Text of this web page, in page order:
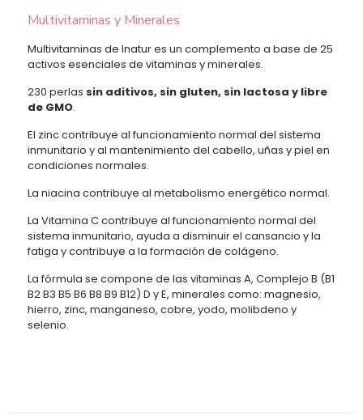
Multivitaminas y Minerales
Multivitaminas de Inatur es un complemento a base de 25
activos esenciales de vitaminas y minerales.
230 perlas sin aditivos, sin gluten, sin lactosa y libre
de GMO.
El zinc contribuye al funcionamiento normal del sistema
inmunitario y al mantenimiento del cabello, uñas y piel en
condiciones normales.
La niacina contribuye al metabolismo energético normal.
La Vitamina C contribuye al funcionamiento normal del
sistema inmunitario, ayuda a disminuir el cansancio y la
fatiga y contribuye a la formación de colágeno.
La fórmula se compone de las vitaminas A, Complejo B (B1
B2 B3 B5 B6 B8 B9 B12) D y E, minerales como: magnesio,
hierro, zinc, manganeso, cobre, yodo, molibdeno y
selenio.